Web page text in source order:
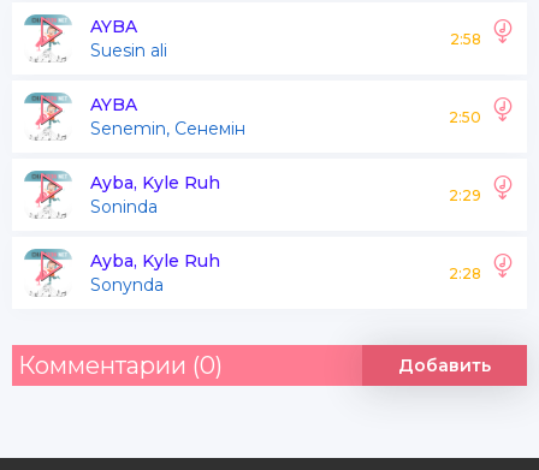
AYBA
Suesin ali
2:58
AYBA
Senemin, Сенемін
2:50
Ayba, Kyle Ruh
Soninda
2:29
Ayba, Kyle Ruh
Sonynda
2:28
Комментарии (0) Добавить